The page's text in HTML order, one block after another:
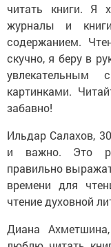
читать книги. Я
журналы и
содержанием.
скучно, я беру в
увлекательным
картинками.
забавно!
Ильдар Салахов,
и важно. Это
правильно
времени для
чтение духовной
Диана